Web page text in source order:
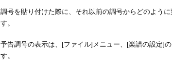
調号を貼り付けた際に、それ以前の調号からどのよう
す。
予告調号の表示は、[ファイル]メニュー、[楽譜の設定]
す。